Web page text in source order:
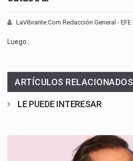
LaVibrante.Com Redacción General - EFE
Luego…
ARTÍCULOS RELACIONADOS
LE PUEDE INTERESAR